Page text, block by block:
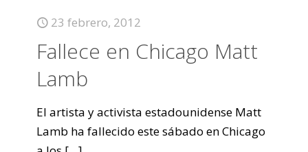
23 febrero, 2012
Fallece en Chicago Matt
Lamb
El artista y activista estadounidense Matt
Lamb ha fallecido este sábado en Chicago